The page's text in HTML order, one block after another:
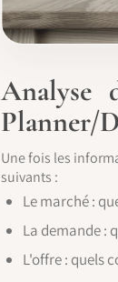
Analyse
Planner/
Une fois les
suivants :
Le marché :
La demande :
L'offre : quels